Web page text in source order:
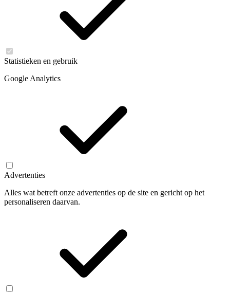
Statistieken en gebruik
Google Analytics
Advertenties
Alles wat betreft onze advertenties op de site en gericht op het
personaliseren daarvan.